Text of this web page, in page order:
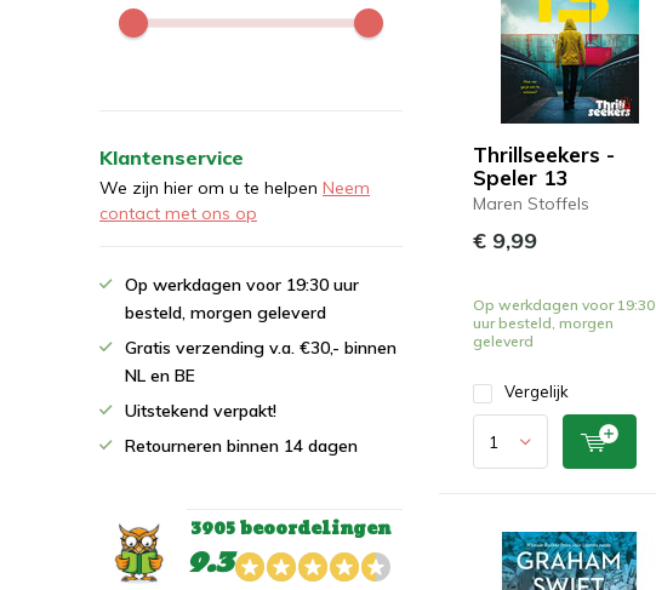
Thrillseekers -
Speler 13
Maren Stoffels
€ 9,99
Op werkdagen voor 19:30
uur besteld, morgen
geleverd
Vergelijk
Klantenservice
We zijn hier om u te helpen Neem
contact met ons op
Op werkdagen voor 19:30 uur
besteld, morgen geleverd
Gratis verzending v.a. €30,- binnen
NL en BE
Uitstekend verpakt!
Retourneren binnen 14 dagen
9.3
3905 beoordelingen